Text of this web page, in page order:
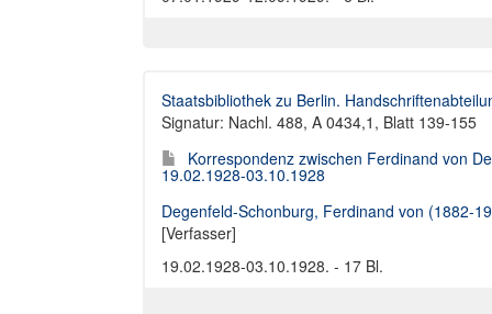
Staatsbibliothek zu Berlin.
Signatur: Nachl. 488, A 0434,1, Blatt 139-155
Korrespondenz zwischen Ferdinand von
19.02.1928-03.10.1928
Degenfeld-Schonburg, Ferdinand von (1882-
[Verfasser]
19.02.1928-03.10.1928. - 17 Bl.